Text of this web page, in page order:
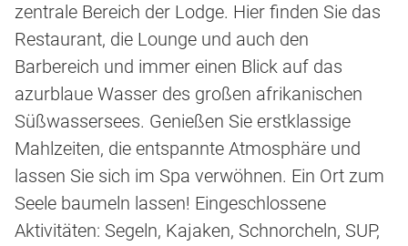
zentrale Bereich der Lodge. Hier finden Sie das
Restaurant, die Lounge und auch den
Barbereich und immer einen Blick auf das
azurblaue Wasser des großen afrikanischen
Süßwassersees. Genießen Sie erstklassige
Mahlzeiten, die entspannte Atmosphäre und
lassen Sie sich im Spa verwöhnen. Ein Ort zum
Seele baumeln lassen! Eingeschlossene
Aktivitäten: Segeln, Kajaken, Schnorcheln, SUP,